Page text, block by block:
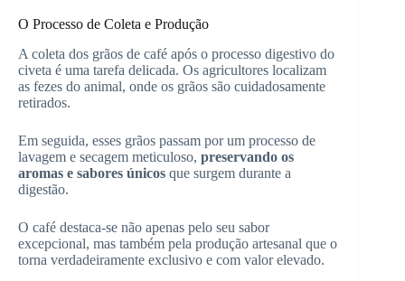
O Processo de Coleta e Produção
A coleta dos grãos de café após o processo digestivo do
civeta é uma tarefa delicada. Os agricultores localizam
as fezes do animal, onde os grãos são cuidadosamente
retirados.
Em seguida, esses grãos passam por um processo de
lavagem e secagem meticuloso, preservando os
aromas e sabores únicos que surgem durante a
digestão.
O café destaca-se não apenas pelo seu sabor
excepcional, mas também pela produção artesanal que o
torna verdadeiramente exclusivo e com valor elevado.